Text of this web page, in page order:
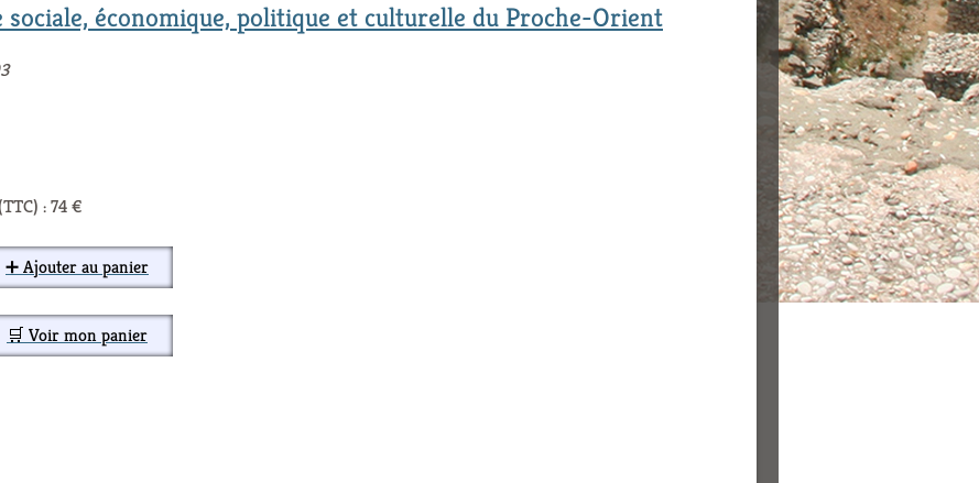
économique, politique et culturelle du Proche-Orient
: 74 €
➕ Ajouter au panier
🛒 Voir mon panier